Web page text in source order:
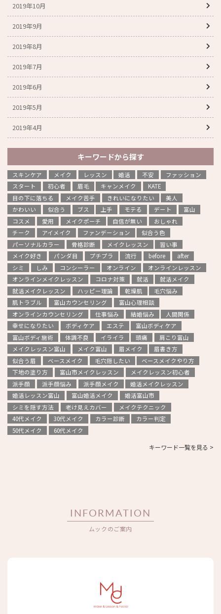
2019年10月
2019年9月
2019年8月
2019年7月
2019年6月
2019年5月
2019年4月
キーワードから探す
スキンケア メイク レッスン 婚活 不安
ファッション
スタート
初心者 眉毛 キャンメイク
KATE
目の下に落ちる
メイク苦手 きれいになりたい
美人
かわいい
似合う ブス 上手 モテる デート
富山
コスメ
愛用 メイクポーチ 自信が無い
おしゃれ
チーク
アイメイク ファンデーション
似合う色
パーソナルカラー
骨格診断 メイクレッスン
習い事
メイク好き
パンダ目 プチプラ 流行 before
after
シミ
しみ コンシーラー オンライン
オンラインレッスン
オンラインメイクレッスン
コロナ対策 就活
就活メイク
就活メイクレッスン
ハッピー理論 乾燥肌
毛穴悩み
肌トラブル
富山カウンセリング
富山心理相談
オンラインカウンセリング
仕事悩み 結婚悩み
人間関係
幸せになりたい
ボディケア エステ
富山ボディケア
富山ボディ施術
体調不良 イライラ 頭痛
肩こり富山
メイクレッスン富山
メイク富山 眉メイク
眉書き方
似合う眉
ベースメイク 毛穴隠したい
ベースメイクやり方
下地の塗り方
富山市メイクレッスン
メイクレッスン初心者
派手顔
派手顔悩み 派手顔メイク
婚活メイクレッスン
婚活レッスン富山
富山婚活メイク
婚活富山市
シミを隠す方法
老け見えカバー
メイクテクニック
40代メイク
30代メイク カラー診断
カラー判定
50代メイク
60代メイク
キーワード一覧を見る >
INFORMATION
ムックのご案内